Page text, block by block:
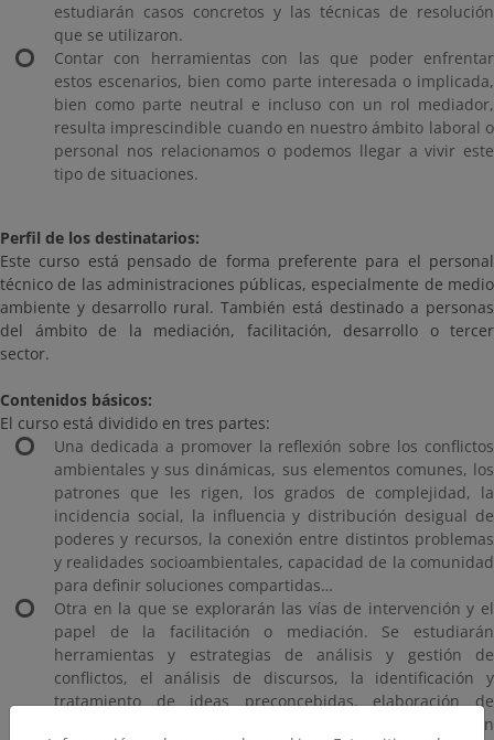
estudiarán casos concretos y las técnicas de resolución
que se utilizaron.
Contar con herramientas con las que poder enfrentar
estos escenarios, bien como parte interesada o implicada,
bien como parte neutral e incluso con un rol mediador,
resulta imprescindible cuando en nuestro ámbito laboral o
personal nos relacionamos o podemos llegar a vivir este
tipo de situaciones.
Perfil de los destinatarios:
Este curso está pensado de forma preferente para el personal
técnico de las administraciones públicas, especialmente de medio
ambiente y desarrollo rural. También está destinado a personas
del ámbito de la mediación, facilitación, desarrollo o tercer
sector.
Contenidos básicos:
El curso está dividido en tres partes:
Una dedicada a promover la reflexión sobre los conflictos
ambientales y sus dinámicas, sus elementos comunes, los
patrones que les rigen, los grados de complejidad, la
incidencia social, la influencia y distribución desigual de
poderes y recursos, la conexión entre distintos problemas
y realidades socioambientales, capacidad de la comunidad
para definir soluciones compartidas…
Otra en la que se explorarán las vías de intervención y el
papel de la facilitación o mediación. Se estudiarán
herramientas y estrategias de análisis y gestión de
conflictos, el análisis de discursos, la identificación y
tratamiento de ideas preconcebidas, elaboración de
mapas conflictuales, incidencia de las partes, delimitación